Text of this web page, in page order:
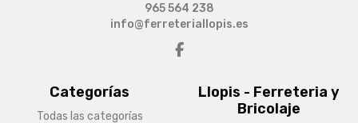
Categorías
Todas las categorías
Llopis - Ferreteria y
Bricolaje
965 564 238
info@ferreteriallopis.es